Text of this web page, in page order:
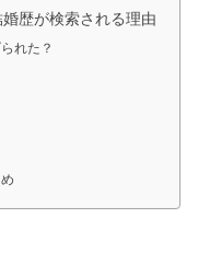
歴が検索される理由
れた？